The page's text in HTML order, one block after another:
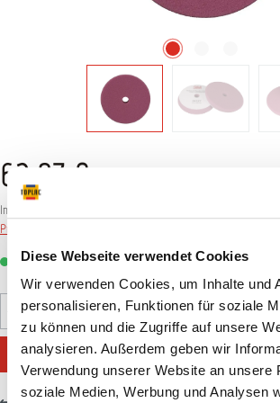
Diese Webseite verwendet Cookies
Wir verwenden Cookies, um Inhalte und
personalisieren, Funktionen für soziale
zu können und die Zugriffe auf unsere
analysieren. Außerdem geben wir
Verwendung unserer Website an unsere
soziale Medien, Werbung und Analysen
63,87 €*
Inhalt:
Preise inkl. MwSt. zzgl. Versandkosten
Sofort verfügbar, Lieferzeit: 1-3 Tage
Produkt Anzahl: Gib den gewünschten
IN DEN WARENKORB